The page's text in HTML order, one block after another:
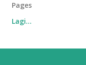
Pages
Lagi…